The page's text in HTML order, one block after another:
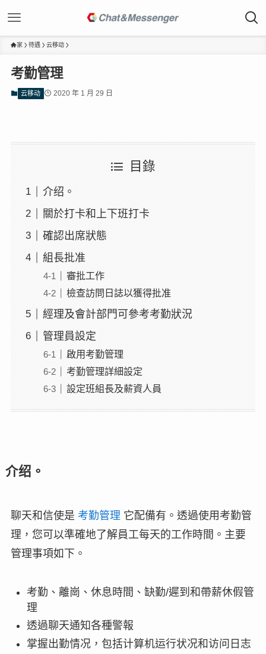
家 待遇 云移动
考勤管理
云移动 2020 年 1 月 29 日
目錄
介绍。
關於打卡和上下班打卡
確認出席狀態
組長批准
審批工作
檢查訪問日誌以獲得批准
經理及會計部門可參考考勤狀況
管理員設定
啟用考勤管理
考勤管理詳細設定
設定班組長及薪資人員
介绍。
聊天和信使是 考勤管理 它配備有。透過使用考勤管
理，您可以準確地了解員工每天的工作時間。主要
管理事項如下。
考勤、離崗、休息時間、缺勤/遲到和帶薪休假管
理
透過聊天通知各種警報
掌握出勤情况，包括计算机运行状况和访问日志